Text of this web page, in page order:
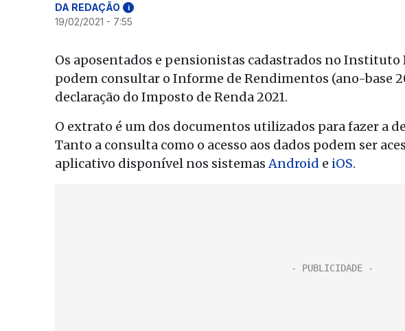
DA REDAÇÃO i
19/02/2021 - 7:55
Os aposentados e pensionistas cadastrados no Instituto
podem consultar o Informe de Rendimentos (ano-base
declaração do Imposto de Renda 2021.
O extrato é um dos documentos utilizados para fazer a
Tanto a consulta como o acesso aos dados podem ser
aplicativo disponível nos sistemasAndroid e iOS.